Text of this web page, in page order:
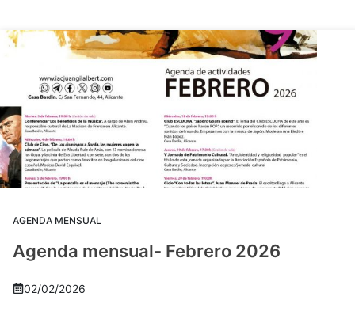
AGENDA MENSUAL
Agenda mensual- Febrero 2026
02/02/2026